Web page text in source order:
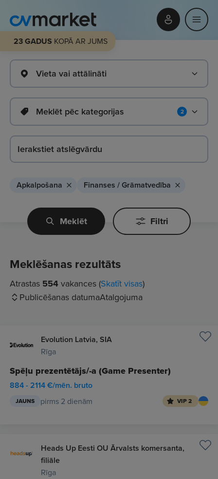
23 GADUS KOPĀ AR JUMS
Vieta vai attālināti
Meklēt pēc kategorijas 2
Apkalpošana Finanses / Grāmatvedība
Meklēt Filtri
Meklēšanas rezultāts
Atrastas 554 vakances (Skatīt visas)
Publicēšanas datumaAtalgojuma
Evolution Latvia, SIA
Rīga
Spēļu prezentētājs/-a (Game Presenter)
884 - 2114 €/mēn. bruto
JAUNS pirms 2 dienām VIP 2
Heads Up Eesti OU Ārvalsts komersanta,
filiāle
Rīga